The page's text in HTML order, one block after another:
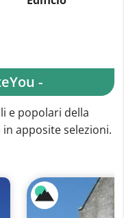
-
e popolari della
apposite selezioni.